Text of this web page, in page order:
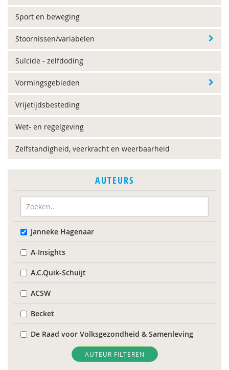
Sport en beweging
Stoornissen/variabelen
Suïcide - zelfdoding
Vormingsgebieden
Vrijetijdsbesteding
Wet- en regelgeving
Zelfstandigheid, veerkracht en weerbaarheid
AUTEURS
Janneke Hagenaar
A-Insights
A.C.Quik-Schuijt
ACSW
Becket
De Raad voor Volksgezondheid & Samenleving
AUTEUR FILTEREN